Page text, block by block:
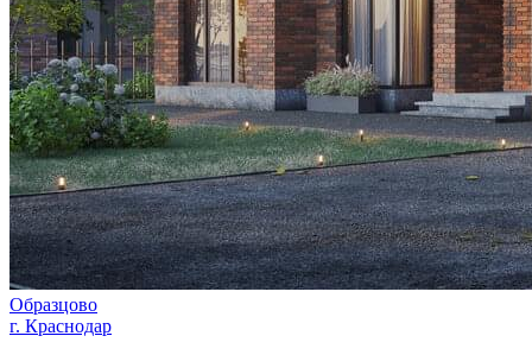
Образцово
г. Краснодар